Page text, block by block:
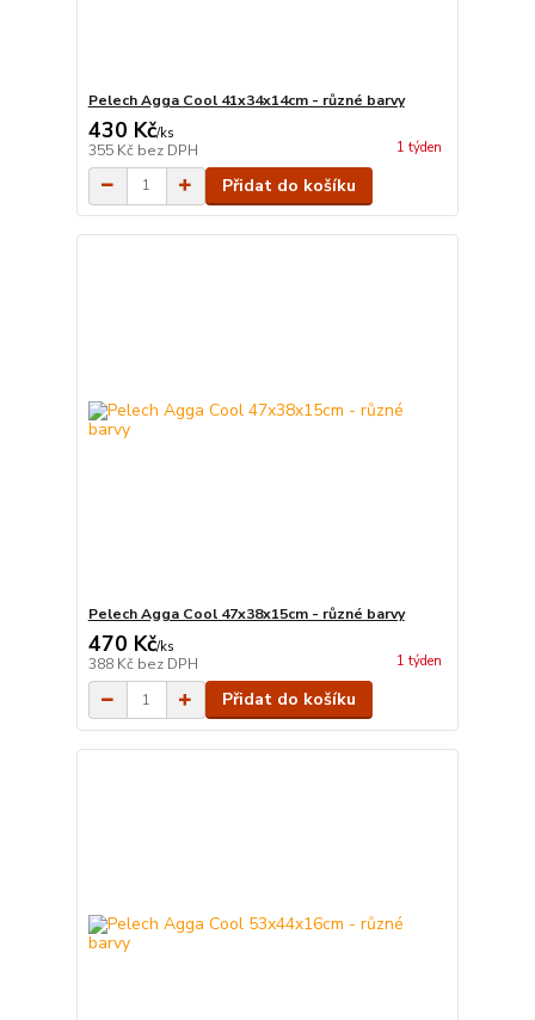
Pelech Agga Cool 41x34x14cm - různé barvy
430 Kč/ks
355 Kč bez DPH 1 týden
Přidat do košíku
Pelech Agga Cool 47x38x15cm - různé barvy
470 Kč/ks
388 Kč bez DPH 1 týden
Přidat do košíku